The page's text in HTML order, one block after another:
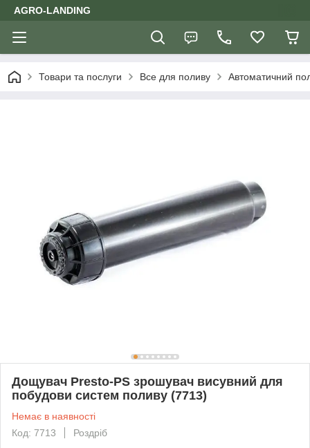
AGRO-LANDING
Товари та послуги Все для поливу Автоматичний
Дощувач Presto-PS зрошувач висувний для
побудови систем поливу (7713)
Немає в наявності
Код: 7713
Роздріб